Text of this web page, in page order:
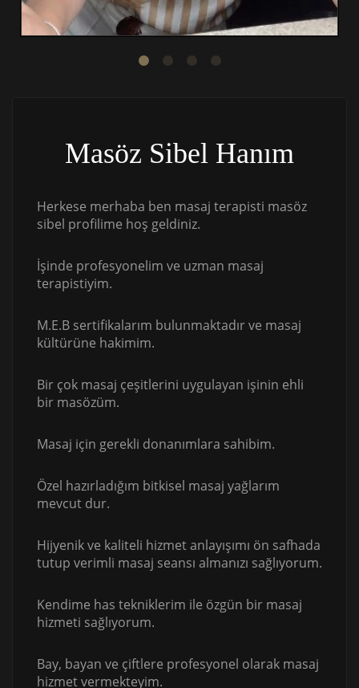
Masöz Sibel Hanım
Herkese merhaba ben masaj terapisti masöz
sibel profilime hoş geldiniz.
İşinde profesyonelim ve uzman masaj
terapistiyim.
M.E.B sertifikalarım bulunmaktadır ve masaj
kültürüne hakimim.
Bir çok masaj çeşitlerini uygulayan işinin ehli
bir masözüm.
Masaj için gerekli donanımlara sahibim.
Özel hazırladığım bitkisel masaj yağlarım
mevcut dur.
Hijyenik ve kaliteli hizmet anlayışımı ön safhada
tutup verimli masaj seansı almanızı sağlıyorum.
Kendime has tekniklerim ile özgün bir masaj
hizmeti sağlıyorum.
Bay, bayan ve çiftlere profesyonel olarak masaj
hizmet vermekteyim.